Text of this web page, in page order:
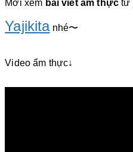
Mời xem bài viết ẩm thực từ
Yajikitanhé〜
Video ẩm thực↓